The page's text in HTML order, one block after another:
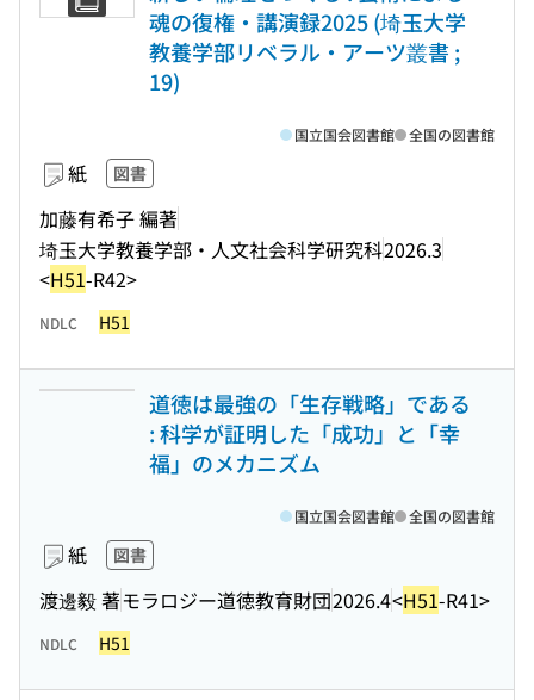
魂の復権・講演録2025 (埼玉大学
教養学部リベラル・アーツ叢書 ;
19)
紙 図書
加藤有希子 編著
埼玉大学教養学部・人文社会科学研究科2026.3
<H51-R42>
国立国会図書館 全国の図書館
NDLC H51
道徳は最強の「生存戦略」である
: 科学が証明した「成功」と「幸
福」のメカニズム
紙 図書
渡邊毅 著モラロジー道徳教育財団2026.4<H51-R41>
国立国会図書館 全国の図書館
NDLC H51